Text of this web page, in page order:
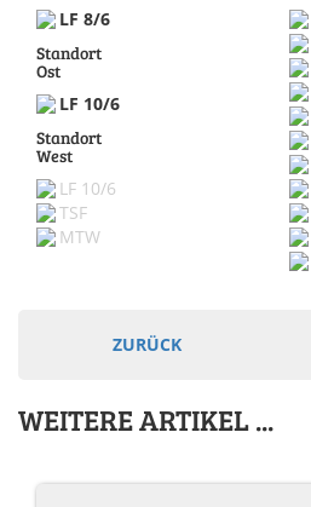
LF 8/6
Standort
Ost
LF 10/6
Standort
West
LF 10/6
TSF
MTW
ZURÜCK
WEITERE ARTIKEL ...